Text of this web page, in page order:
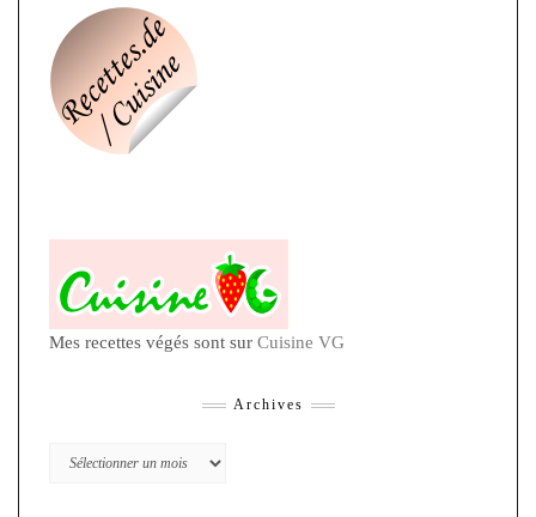
Mes recettes végés sont sur Cuisine VG
Archives
Archives